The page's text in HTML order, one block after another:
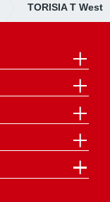
TORISIA T West